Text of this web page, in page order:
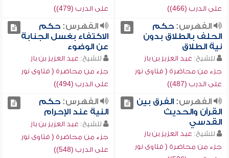
على الدرب (466))
على الدرب (479))
الفهرس:حكم
الحلف بالطلاق بدون
نية الطلاق
للشيخ: عبد العزيز بن باز
جزء من محاضرة ( فتاوى نور
على الدرب (487))
الفهرس:حكم
الاكتفاء بغسل الجنابة
عن الوضوء
للشيخ: عبد العزيز بن باز
جزء من محاضرة ( فتاوى نور
على الدرب (494))
الفهرس:الفرق بين
القرآن والحديث
القدسي
للشيخ: عبد العزيز بن باز
جزء من محاضرة ( فتاوى نور
الفهرس:حكم
النية عند الإحرام
للشيخ: عبد العزيز بن باز
جزء من محاضرة ( فتاوى نور
على الدرب (548))